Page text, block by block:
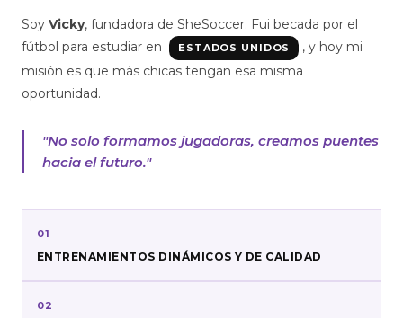
Soy Vicky, fundadora de SheSoccer. Fui becada por el
fútbol para estudiar en
ESTADOS UNIDOS
, y hoy mi
misión es que más chicas tengan esa misma
oportunidad.
"No solo formamos jugadoras, creamos puentes
hacia el futuro."
01
ENTRENAMIENTOS DINÁMICOS Y DE CALIDAD
02